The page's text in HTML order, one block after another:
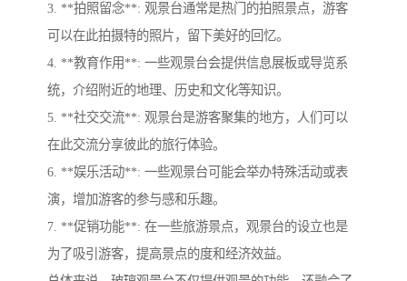
3. **拍照留念**: 观景台通常是热门的拍照景点，游客
可以在此拍摄特的照片，留下美好的回忆。
4. **教育作用**: 一些观景台会提供信息展板或导览系
统，介绍附近的地理、历史和文化等知识。
5. **社交交流**: 观景台是游客聚集的地方，人们可以
在此交流分享彼此的旅行体验。
6. **娱乐活动**: 一些观景台可能会举办特殊活动或表
演，增加游客的参与感和乐趣。
7. **促销功能**: 在一些旅游景点，观景台的设立也是
为了吸引游客，提高景点的度和经济效益。